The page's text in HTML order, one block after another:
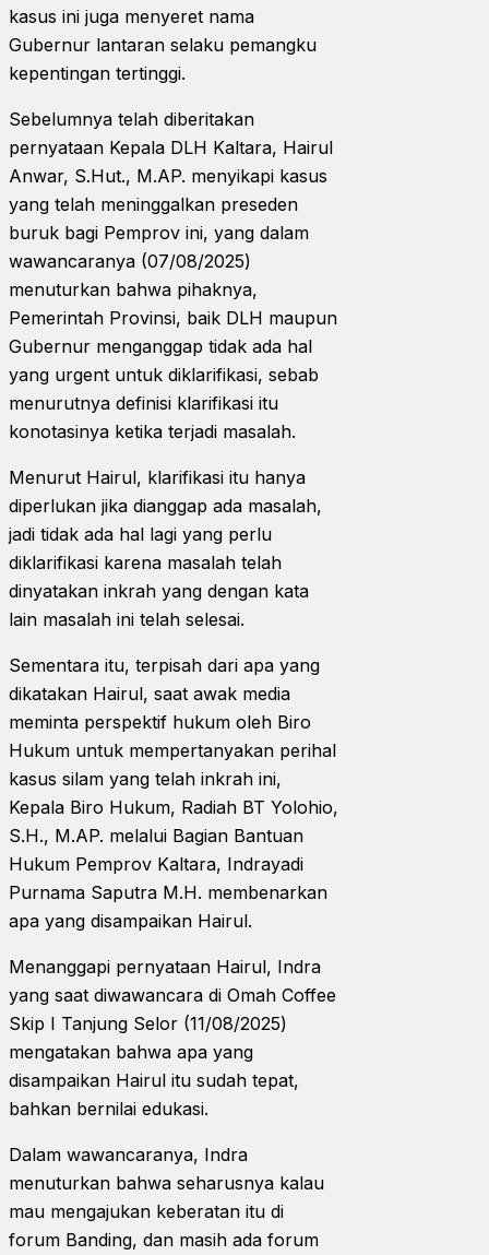
kasus ini juga menyeret nama
Gubernur lantaran selaku pemangku
kepentingan tertinggi.
Sebelumnya telah diberitakan
pernyataan Kepala DLH Kaltara, Hairul
Anwar, S.Hut., M.AP. menyikapi kasus
yang telah meninggalkan preseden
buruk bagi Pemprov ini, yang dalam
wawancaranya (07/08/2025)
menuturkan bahwa pihaknya,
Pemerintah Provinsi, baik DLH maupun
Gubernur menganggap tidak ada hal
yang urgent untuk diklarifikasi, sebab
menurutnya definisi klarifikasi itu
konotasinya ketika terjadi masalah.
Menurut Hairul, klarifikasi itu hanya
diperlukan jika dianggap ada masalah,
jadi tidak ada hal lagi yang perlu
diklarifikasi karena masalah telah
dinyatakan inkrah yang dengan kata
lain masalah ini telah selesai.
Sementara itu, terpisah dari apa yang
dikatakan Hairul, saat awak media
meminta perspektif hukum oleh Biro
Hukum untuk mempertanyakan perihal
kasus silam yang telah inkrah ini,
Kepala Biro Hukum, Radiah BT Yolohio,
S.H., M.AP. melalui Bagian Bantuan
Hukum Pemprov Kaltara, Indrayadi
Purnama Saputra M.H. membenarkan
apa yang disampaikan Hairul.
Menanggapi pernyataan Hairul, Indra
yang saat diwawancara di Omah Coffee
Skip I Tanjung Selor (11/08/2025)
mengatakan bahwa apa yang
disampaikan Hairul itu sudah tepat,
bahkan bernilai edukasi.
Dalam wawancaranya, Indra
menuturkan bahwa seharusnya kalau
mau mengajukan keberatan itu di
forum Banding, dan masih ada forum